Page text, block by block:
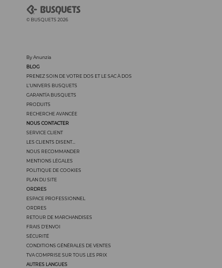
© BUSQUETS 2026
By Anunzia
BLOG
PRENEZ SOIN DE VOTRE DOS ET LE SAC À DOS
L’UNIVERS BUSQUETS
GARANTÍA BUSQUETS
PRODUITS
RECHERCHE AVANCÉE
NOUS CONTACTER
SERVICE CLIENT
LES CLIENTS DISENT...
NOUS RECOMMANDER
MENTIONS LÉGALES
POLITIQUE DE COOKIES
PLAN DU SITE
ORDRES
ESPACE PROFESSIONNEL
ORDRES
RETOUR DE MARCHANDISES
FRAIS D’ENVOI
SÉCURITÉ
CONDITIONS GÉNÉRALES DE VENTES
TVA COMPRISE SUR TOUS LES PRIX
AUTRES LANGUES